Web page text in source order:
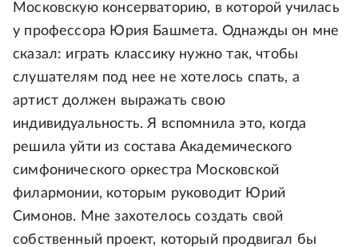
Московскую консерваторию, в которой училась
у профессора Юрия Башмета. Однажды он мне
сказал: играть классику нужно так, чтобы
слушателям под нее не хотелось спать, а
артист должен выражать свою
индивидуальность. Я вспомнила это, когда
решила уйти из состава Академического
симфонического оркестра Московской
филармонии, которым руководит Юрий
Симонов. Мне захотелось создать свой
собственный проект, который продвигал бы